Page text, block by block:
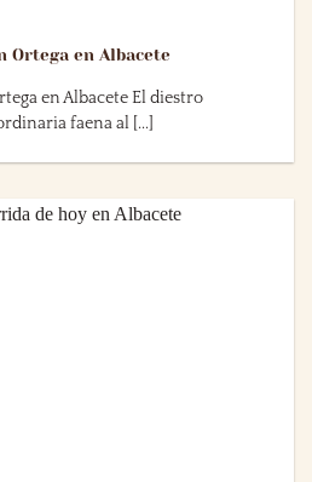
Ortega en Albacete
en Albacete El diestro
faena al [...]